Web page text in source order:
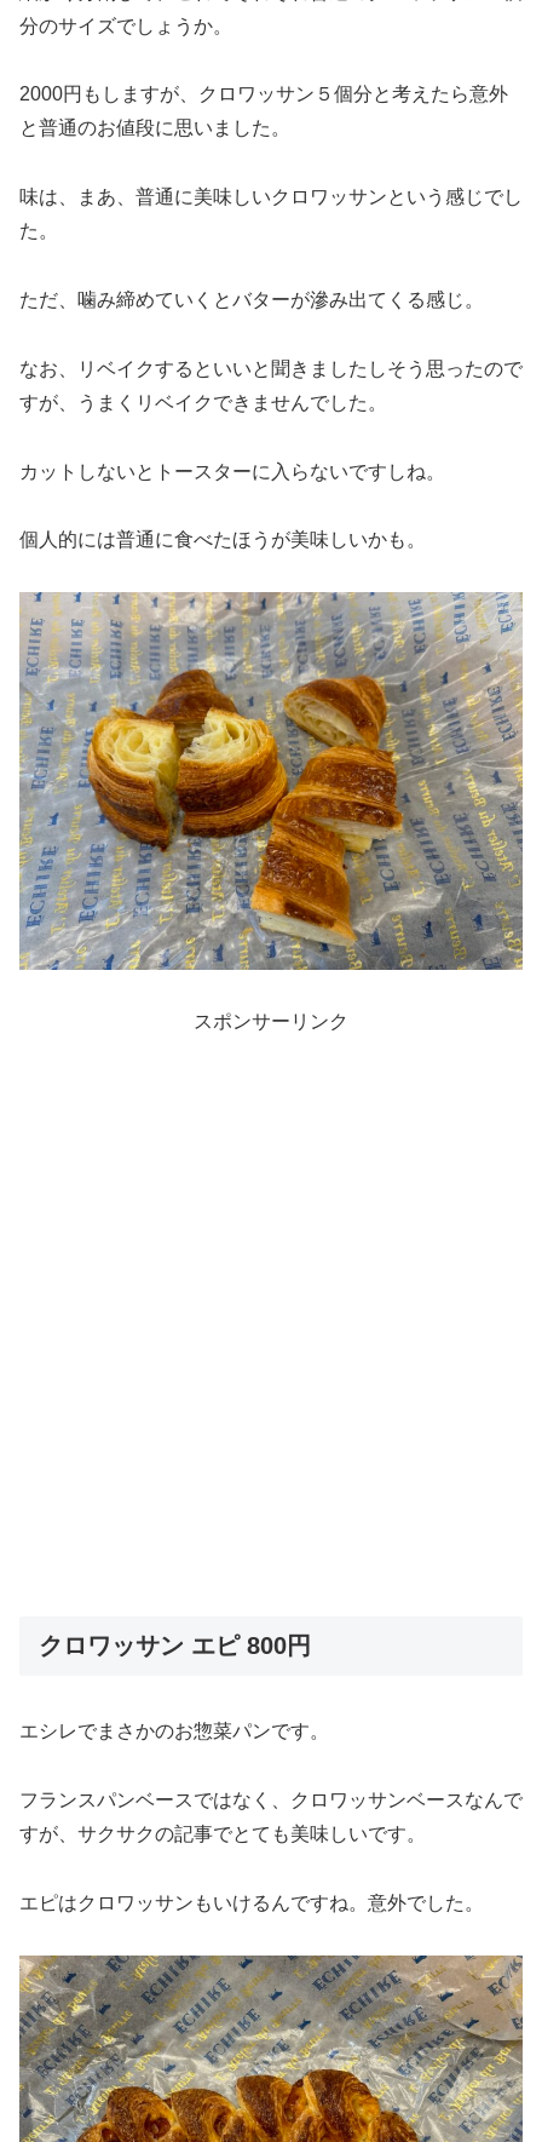
分のサイズでしょうか。
2000円もしますが、クロワッサン５個分と考えたら意外
と普通のお値段に思いました。
味は、まあ、普通に美味しいクロワッサンという感じでし
た。
ただ、噛み締めていくとバターが滲み出てくる感じ。
なお、リベイクするといいと聞きましたしそう思ったので
すが、うまくリベイクできませんでした。
カットしないとトースターに入らないですしね。
個人的には普通に食べたほうが美味しいかも。
スポンサーリンク
クロワッサン エピ 800円
エシレでまさかのお惣菜パンです。
フランスパンベースではなく、クロワッサンベースなんで
すが、サクサクの記事でとても美味しいです。
エピはクロワッサンもいけるんですね。意外でした。